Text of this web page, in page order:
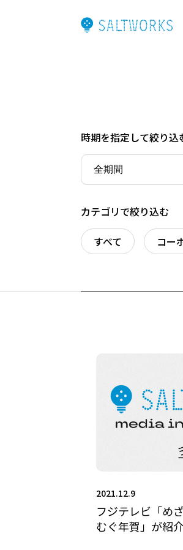
時期を指定して絞り込
カテゴリで絞り込む
すべて コー
2021.12.9
フジテレビ「め
むぐ年賀」が紹